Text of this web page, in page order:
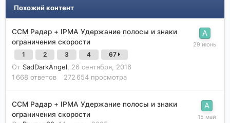
Похожий контент
CCM Радар + IPMA Удержание полосы и знаки
ограничения скорости
1 2 3 4 67
От SadDarkAngel, 26 сентября, 2016
1 668 ответов 272 654 просмотра
CCM Радар + IPMA Удержание полосы и знаки
ограничения скорости